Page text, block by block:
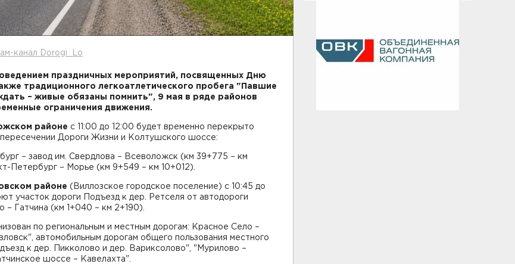
канал Dorogi_Lo
праздничных мероприятий, посвященных Дню
традиционного легкоатлетического пробега "Павшие
– живые обязаны помнить", 9 мая в ряде районов
ограничения движения.
районе с 11:00 до 12:00 будет временно перекрыто
Дороги Жизни и Колтушского шоссе:
– завод им. Свердлова – Всеволожск (км 39+775 – км
Петербург – Морье (км 9+549 – км 10+012).
районе (Виллозское городское поселение) с 10:45 до
участок дороги Подъезд к дер. Ретселя от автодороги
– Гатчина (км 1+040 – км 2+190).
по региональным и местным дорогам: Красное Село –
автомобильным дорогам общего пользования местного
к дер. Пикколово и дер. Вариксолово", "Мурилово –
шоссе – Кавелахта".